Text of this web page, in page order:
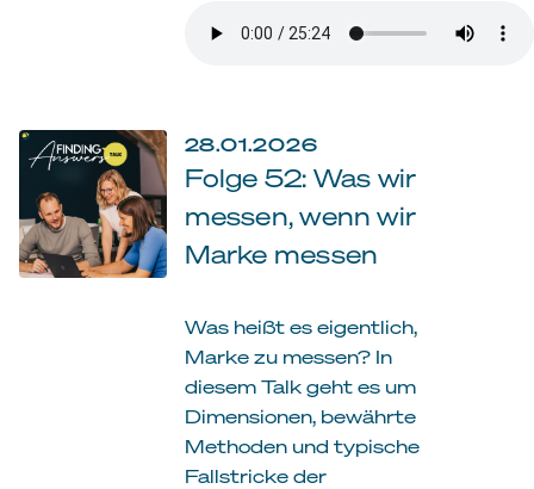
28.01.2026
Folge 52: Was wir
messen, wenn wir
Marke messen
Was heißt es eigentlich,
Marke zu messen? In
diesem Talk geht es um
Dimensionen, bewährte
Methoden und typische
Fallstricke der